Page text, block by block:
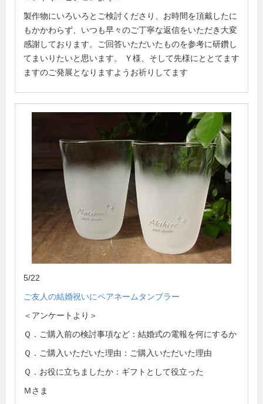
製作物にいろいろとご検討くださり、お時間を頂戴したに
もかかわらず、いつも早々のご丁寧な返信をいただき大変
感謝しております。ご回答いただいたものを参考に研鑽し
てまいりたいと思います。 Ｙ様、そして先様にととてます
ますのご発展となりますようお祈りしてます
5/22
ご友人の結婚祝いにペアネームタンブラー
＜アンケートより＞
Ｑ．ご購入前の検討事項など：結婚式の電報を何にするか
Ｑ．ご購入いただいた理由：ご購入いただいた理由
Ｑ．お役に立ちましたか：ギフトとして役立った
Ｍさま